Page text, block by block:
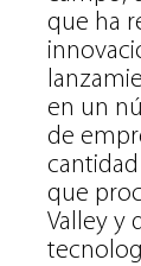
que ha
en un
de
que
Valley y